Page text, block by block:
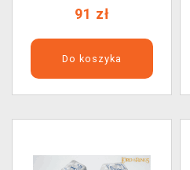
91 zł
Do koszyka